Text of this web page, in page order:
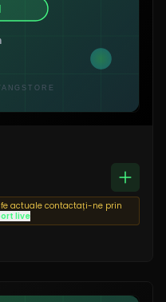
actuale contactați-ne prin
live